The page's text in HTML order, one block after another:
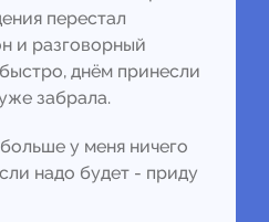
перестал
и разговорный
днём принесли
забрала.
у меня ничего
надо будет - приду